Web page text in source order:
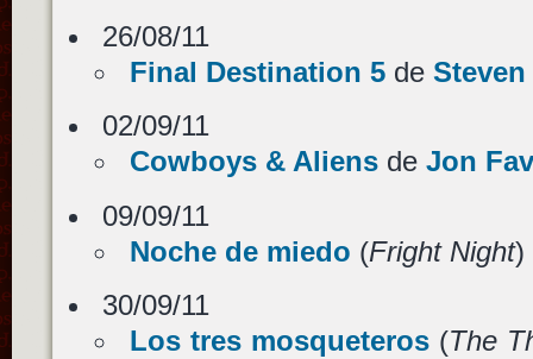
26/08/11
Final Destination 5de
02/09/11
Cowboys & Aliensde Jon
09/09/11
Noche de miedo (Fright Night)
30/09/11
Los tres mosqueteros (The